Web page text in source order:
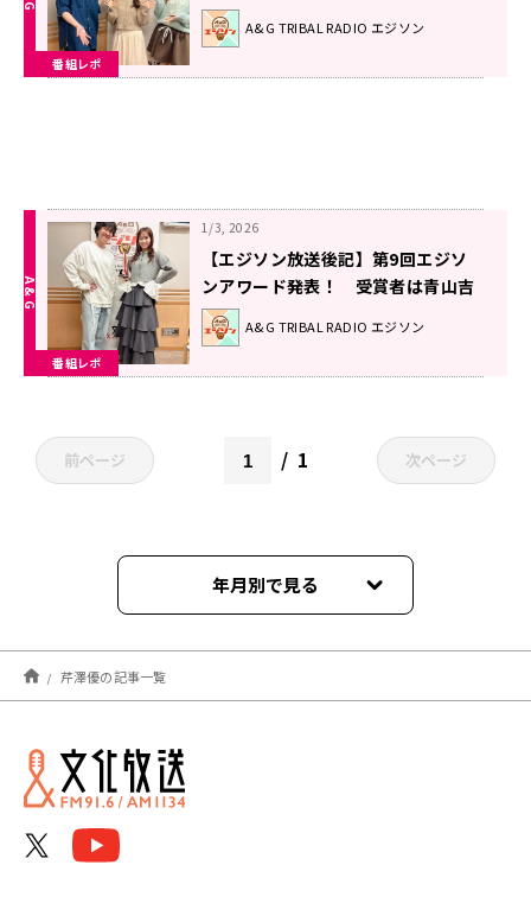
番組レポ
戯』三浦千幸 2026年1月10日放送回
A&G TRIBAL RADIO エジソン
番組レポ
1/3, 2026
【エジソン放送後記】第9回エジソ
ンアワード発表！ 受賞者は青山吉
能、オルケリア、千葉翔也、林勇、
細田健太、三川華月、渡部優衣
A&G TRIBAL RADIO エジソン
前ページ 1 次ページ
年月別で見る
2026年08月
2026年07月
2026年06月
芹澤優の記事一覧